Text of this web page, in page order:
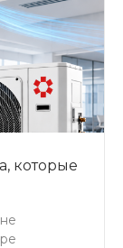
которые